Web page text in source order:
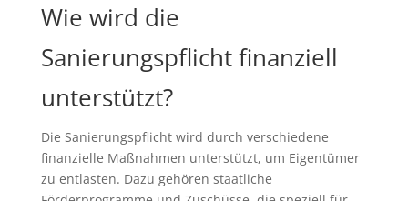
Wie wird die
Sanierungspflicht finanziell
unterstützt?
Die Sanierungspflicht wird durch verschiedene
finanzielle Maßnahmen unterstützt, um Eigentümer
zu entlasten. Dazu gehören staatliche